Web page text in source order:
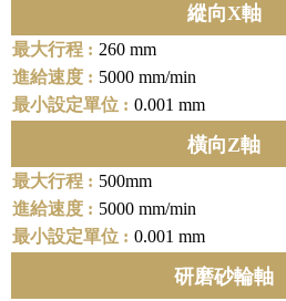
縱向X軸
260 mm
5000 mm/min
0.001 mm
橫向Z軸
500mm
5000 mm/min
0.001 mm
研磨砂輪軸